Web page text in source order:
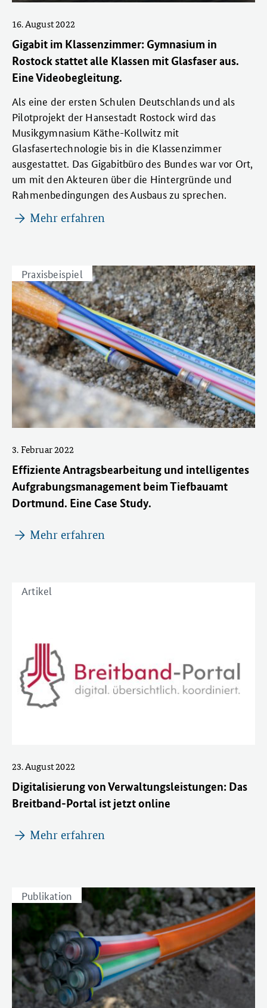
Gigabit im Klassenzimmer: Gymnasium in
Rostock stattet alle Klassen mit Glasfaser aus.
Eine Videobegleitung.
16. August 2022
Als eine der ersten Schulen Deutschlands und als
Pilotprojekt der Hansestadt Rostock wird das
Musikgymnasium Käthe-Kollwitz mit
Glasfasertechnologie bis in die Klassenzimmer
ausgestattet. Das Gigabitbüro des Bundes war vor Ort,
um mit den Akteuren über die Hintergründe und
Rahmenbedingungen des Ausbaus zu sprechen.
Mehr erfahren
Praxisbeispiel
Effiziente Antragsbearbeitung und intelligentes
Aufgrabungsmanagement beim Tiefbauamt
Dortmund. Eine Case Study.
3. Februar 2022
Mehr erfahren
Artikel
Digitalisierung von Verwaltungsleistungen: Das
Breitband-Portal ist jetzt online
23. August 2022
Mehr erfahren
Publikation